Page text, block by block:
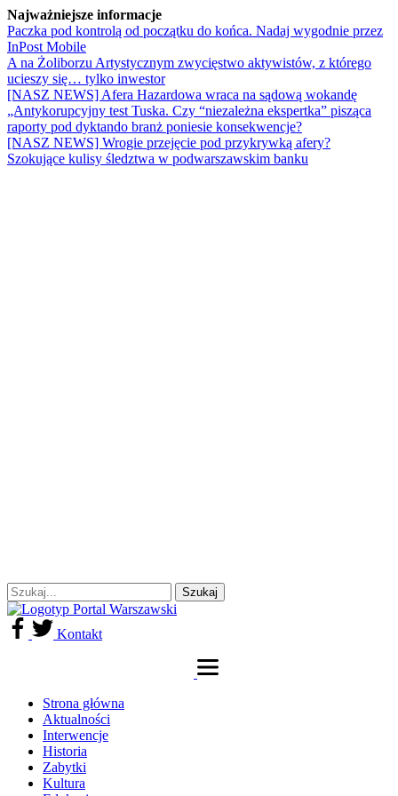
Najważniejsze informacje
Paczka pod kontrolą od początku do końca. Nadaj wygodnie przez
InPost Mobile
A na Żoliborzu Artystycznym zwycięstwo aktywistów, z którego
ucieszy się… tylko inwestor
[NASZ NEWS] Afera Hazardowa wraca na sądową wokandę
„Antykorupcyjny test Tuska. Czy “niezależna ekspertka” pisząca
raporty pod dyktando branż poniesie konsekwencje?
[NASZ NEWS] Wrogie przejęcie pod przykrywką afery?
Szokujące kulisy śledztwa w podwarszawskim banku
Kontakt
Strona główna
Aktualności
Interwencje
Historia
Zabytki
Kultura